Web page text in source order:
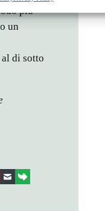
più
un
di sotto
email link